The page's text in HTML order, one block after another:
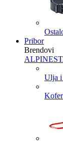
Pribor
Brendovi
Ulja i